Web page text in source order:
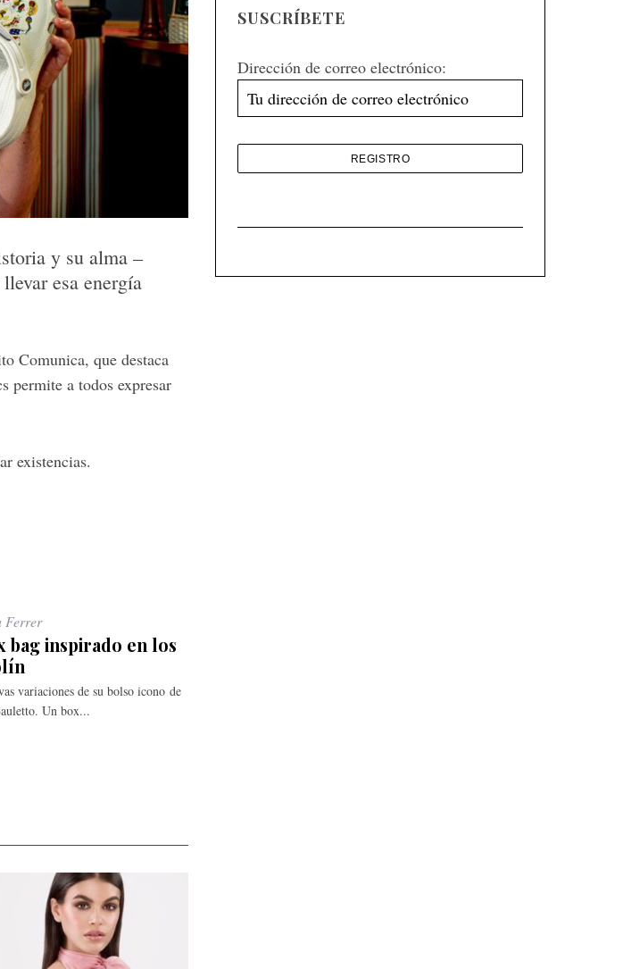
y su alma –
esa energía
Comunica, que destaca
permite a todos expresar
existencias.
Ferrer
bag inspirado en los
variaciones de su bolso icono de
Un box...
SUSCRÍBETE
Dirección de correo electrónico: